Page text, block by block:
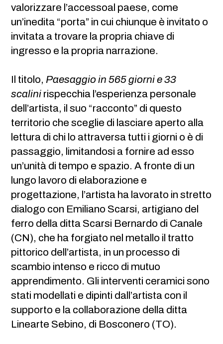
valorizzare l’accessoal paese, come
un’inedita “porta” in cui chiunque è invitato o
invitata a trovare la propria chiave di
ingresso e la propria narrazione.
Il titolo, Paesaggio in 565 giorni e 33
scalinirispecchia l’esperienza personale
dell’artista, il suo “racconto” di questo
territorio che sceglie di lasciare aperto alla
lettura di chi lo attraversa tutti i giorni o è di
passaggio, limitandosi a fornire ad esso
un’unità di tempo e spazio. A fronte di un
lungo lavoro di elaborazione e
progettazione, l’artista ha lavorato in stretto
dialogo con Emiliano Scarsi, artigiano del
ferro della ditta Scarsi Bernardo di Canale
(CN), che ha forgiato nel metallo il tratto
pittorico dell’artista, in un processo di
scambio intenso e ricco di mutuo
apprendimento. Gli interventi ceramici sono
stati modellati e dipinti dall’artista con il
supporto e la collaborazione della ditta
Linearte Sebino, di Bosconero (TO).